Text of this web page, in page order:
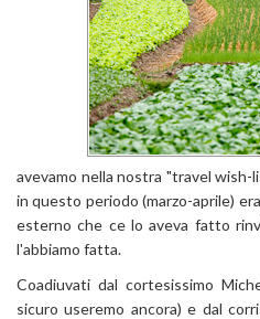
avevamo nella nostra "travel
in questo periodo (marzo-aprile)
esterno che ce lo aveva fatto
l'abbiamo fatta.
Coadiuvati dal cortesissimo
sicuro useremo ancora) e dal